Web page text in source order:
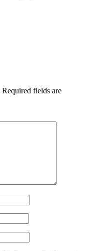
Required fields are